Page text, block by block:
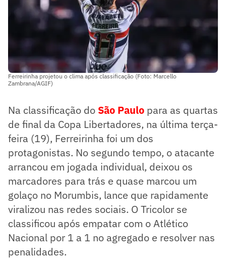
Ferreirinha projetou o clima após classificação (Foto: Marcello
Zambrana/AGIF)
Na classificação do São Paulo para as quartas
de final da Copa Libertadores, na última terça-
feira (19), Ferreirinha foi um dos
protagonistas. No segundo tempo, o atacante
arrancou em jogada individual, deixou os
marcadores para trás e quase marcou um
golaço no Morumbis, lance que rapidamente
viralizou nas redes sociais. O Tricolor se
classificou após empatar com o Atlético
Nacional por 1 a 1 no agregado e resolver nas
penalidades.